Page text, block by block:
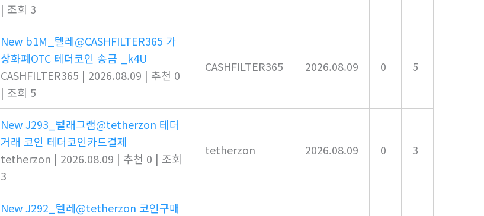
| 조회 3
New b1M_텔레@CASHFILTER365 가
상화폐OTC 테더코인 송금 _k4U
CASHFILTER365 | 2026.08.09 | 추천 0
| 조회 5
CASHFILTER365 2026.08.09 0 5
NewJ293_텔래그램@tetherzon 테더
거래 코인 테더코인카드결제
tetherzon | 2026.08.09 | 추천 0 | 조회
3
tetherzon 2026.08.09 0 3
NewJ292_텔레@tetherzon 코인구매